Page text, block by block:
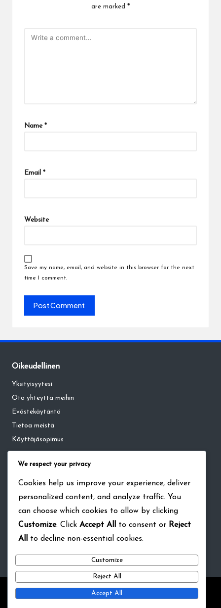
are marked *
Name *
Email *
Website
Save my name, email, and website in this browser for the next
time I comment.
Oikeudellinen
Yksityisyytesi
Ota yhteyttä meihin
Evästekäytäntö
Tietoa meistä
Käyttäjäsopimus
Survivors -pelissä
Copyright 2026 — skovdenatur.nu. All rights reserved.
We respect your privacy
Cookies help us improve your experience, deliver
personalized content, and analyze traffic. You
can choose which cookies to allow by clicking
Customize. Click Accept All to consent or Reject
All
to decline non-essential cookies.
Customize
Reject All
Accept All